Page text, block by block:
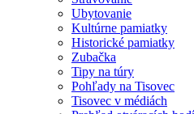
Ubytovanie
Kultúrne pamiatky
Historické pamiatky
Zubačka
Tipy na túry
Pohľady na Tisovec
Tisovec v médiách